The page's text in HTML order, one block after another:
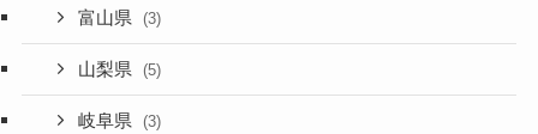
富山県 (3)
山梨県 (5)
岐阜県 (3)